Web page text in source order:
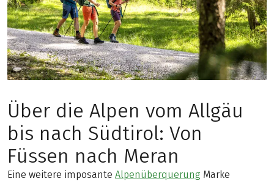
Über die Alpen vom Allgäu
bis nach Südtirol: Von
Füssen nach Meran
Eine weitere imposante Alpenüberquerung Marke